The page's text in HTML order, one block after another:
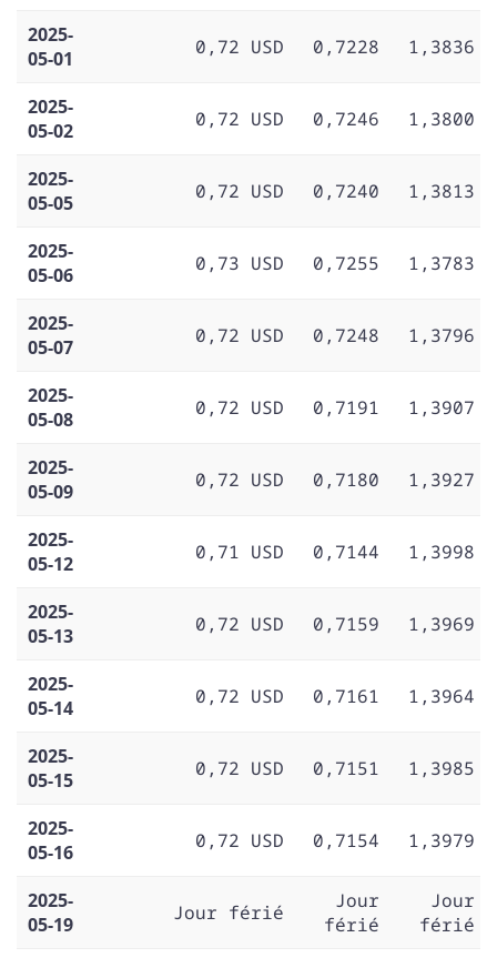
2025-
05-01
0,72 USD 0,7228 1,3836
2025-
05-02
0,72 USD 0,7246 1,3800
2025-
05-05
0,72 USD 0,7240 1,3813
2025-
05-06
0,73 USD 0,7255 1,3783
2025-
05-07
0,72 USD 0,7248 1,3796
2025-
05-08
0,72 USD 0,7191 1,3907
2025-
05-09
0,72 USD 0,7180 1,3927
2025-
05-12
0,71 USD 0,7144 1,3998
2025-
05-13
0,72 USD 0,7159 1,3969
2025-
05-14
0,72 USD 0,7161 1,3964
2025-
05-15
0,72 USD 0,7151 1,3985
2025-
05-16
0,72 USD 0,7154 1,3979
2025-
05-19
Jour férié
Jour
férié
Jour
férié